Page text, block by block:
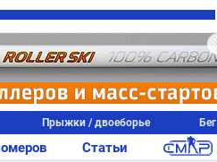
Прыжки / двоеборье Бег
Статьи